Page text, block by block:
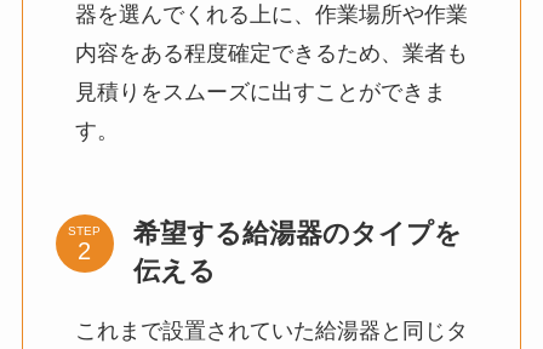
器を選んでくれる上に、作業場所や作業
内容をある程度確定できるため、業者も
見積りをスムーズに出すことができま
す。
STEP
希望する給湯器のタイプを
伝える
これまで設置されていた給湯器と同じタ